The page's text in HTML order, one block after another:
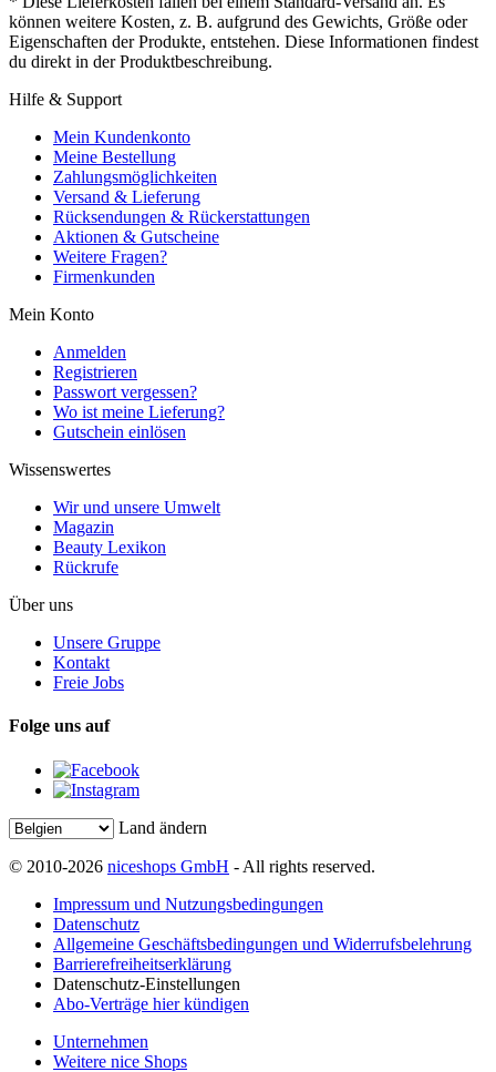
können weitere Kosten, z. B. aufgrund des Gewichts, Größe oder
Eigenschaften der Produkte, entstehen. Diese Informationen findest
du direkt in der Produktbeschreibung.
Hilfe & Support
Mein Kundenkonto
Meine Bestellung
Zahlungsmöglichkeiten
Versand & Lieferung
Rücksendungen & Rückerstattungen
Aktionen & Gutscheine
Weitere Fragen?
Firmenkunden
Mein Konto
Anmelden
Registrieren
Passwort vergessen?
Wo ist meine Lieferung?
Gutschein einlösen
Wissenswertes
Wir und unsere Umwelt
Magazin
Beauty Lexikon
Rückrufe
Über uns
Unsere Gruppe
Kontakt
Freie Jobs
Folge uns auf
Land ändern
© 2010-2026 niceshops GmbH - All rights reserved.
Impressum und Nutzungsbedingungen
Datenschutz
Allgemeine Geschäftsbedingungen und Widerrufsbelehrung
Barrierefreiheitserklärung
Datenschutz-Einstellungen
Abo-Verträge hier kündigen
Unternehmen
Weitere nice Shops